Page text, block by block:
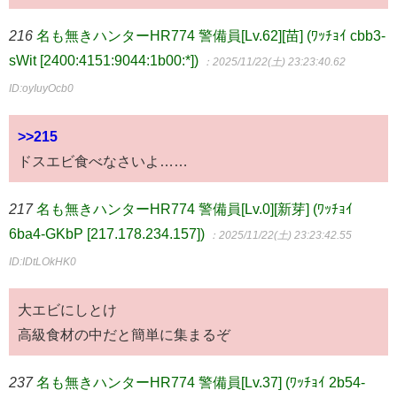
216 名も無きハンターHR774 警備員[Lv.62][苗] (ﾜｯﾁｮｲ cbb3-
sWit [2400:4151:9044:1b00:*])
：2025/11/22(土) 23:23:40.62
ID:oyIuyOcb0
>>215
ドスエビ食べなさいよ……
217 名も無きハンターHR774 警備員[Lv.0][新芽] (ﾜｯﾁｮｲ
6ba4-GKbP [217.178.234.157])
：2025/11/22(土) 23:23:42.55
ID:IDtLOkHK0
大エビにしとけ
高級食材の中だと簡単に集まるぞ
237 名も無きハンターHR774 警備員[Lv.37] (ﾜｯﾁｮｲ 2b54-